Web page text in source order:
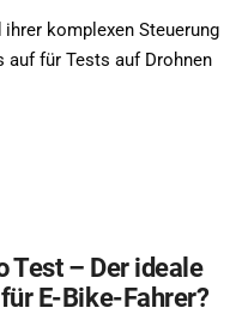
komplexen Steuerung
für Tests auf Drohnen
Test – Der ideale
E-Bike-Fahrer?